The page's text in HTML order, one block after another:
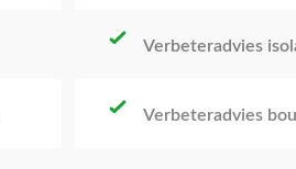
Verbeteradvies
Verbeteradvies